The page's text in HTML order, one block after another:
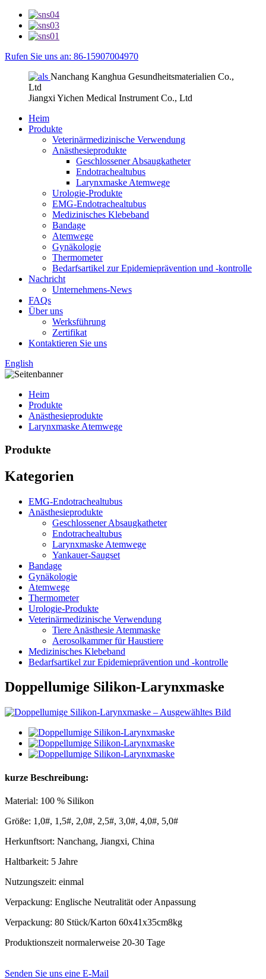
Rufen Sie uns an: 86-15907004970
Nanchang Kanghua Gesundheitsmaterialien Co.,
Ltd
Jiangxi Yichen Medical Instrument Co., Ltd
Heim
Produkte
Veterinärmedizinische Verwendung
Anästhesieprodukte
Geschlossener Absaugkatheter
Endotrachealtubus
Larynxmaske Atemwege
Urologie-Produkte
EMG-Endotrachealtubus
Medizinisches Klebeband
Bandage
Atemwege
Gynäkologie
Thermometer
Bedarfsartikel zur Epidemieprävention und -kontrolle
Nachricht
Unternehmens-News
FAQs
Über uns
Werksführung
Zertifikat
Kontaktieren Sie uns
English
Heim
Produkte
Anästhesieprodukte
Larynxmaske Atemwege
Produkte
Kategorien
EMG-Endotrachealtubus
Anästhesieprodukte
Geschlossener Absaugkatheter
Endotrachealtubus
Larynxmaske Atemwege
Yankauer-Saugset
Bandage
Gynäkologie
Atemwege
Thermometer
Urologie-Produkte
Veterinärmedizinische Verwendung
Tiere Anästhesie Atemmaske
Aerosolkammer für Haustiere
Medizinisches Klebeband
Bedarfsartikel zur Epidemieprävention und -kontrolle
Doppellumige Silikon-Larynxmaske
kurze Beschreibung:
Material: 100 % Silikon
Größe: 1,0#, 1,5#, 2,0#, 2,5#, 3,0#, 4,0#, 5,0#
Herkunftsort: Nanchang, Jiangxi, China
Haltbarkeit: 5 Jahre
Nutzungszeit: einmal
Verpackung: Englische Neutralität oder Anpassung
Verpackung: 80 Stück/Karton 60x41x35cm8kg
Produktionszeit normalerweise 20-30 Tage
Senden Sie uns eine E-Mail